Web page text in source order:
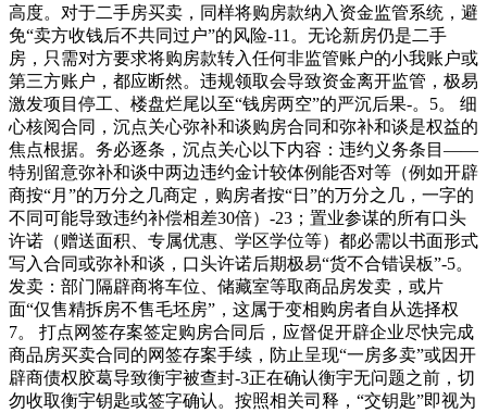
高度。对于二手房买卖，同样将购房款纳入资金监管系统，避
免“卖方收钱后不共同过户”的风险-11。无论新房仍是二手
房，只需对方要求将购房款转入任何非监管账户的小我账户或
第三方账户，都应断然。违规领取会导致资金离开监管，极易
激发项目停工、楼盘烂尾以至“钱房两空”的严沉后果-。5。 细
心核阅合同，沉点关心弥补和谈购房合同和弥补和谈是权益的
焦点根据。务必逐条，沉点关心以下内容：违约义务条目——
特别留意弥补和谈中两边违约金计较体例能否对等（例如开辟
商按“月”的万分之几商定，购房者按“日”的万分之几，一字的
不同可能导致违约补偿相差30倍）-23；置业参谋的所有口头
许诺（赠送面积、专属优惠、学区学位等）都必需以书面形式
写入合同或弥补和谈，口头许诺后期极易“货不合错误板”-5。
发卖：部门隔辟商将车位、储藏室等取商品房发卖，或片
面“仅售精拆房不售毛坯房”，这属于变相购房者自从选择权
7。 打点网签存案签定购房合同后，应督促开辟企业尽快完成
商品房买卖合同的网签存案手续，防止呈现“一房多卖”或因开
辟商债权胶葛导致衡宇被查封-3正在确认衡宇无问题之前，切
勿收取衡宇钥匙或签字确认。按照相关司释，“交钥匙”即视为